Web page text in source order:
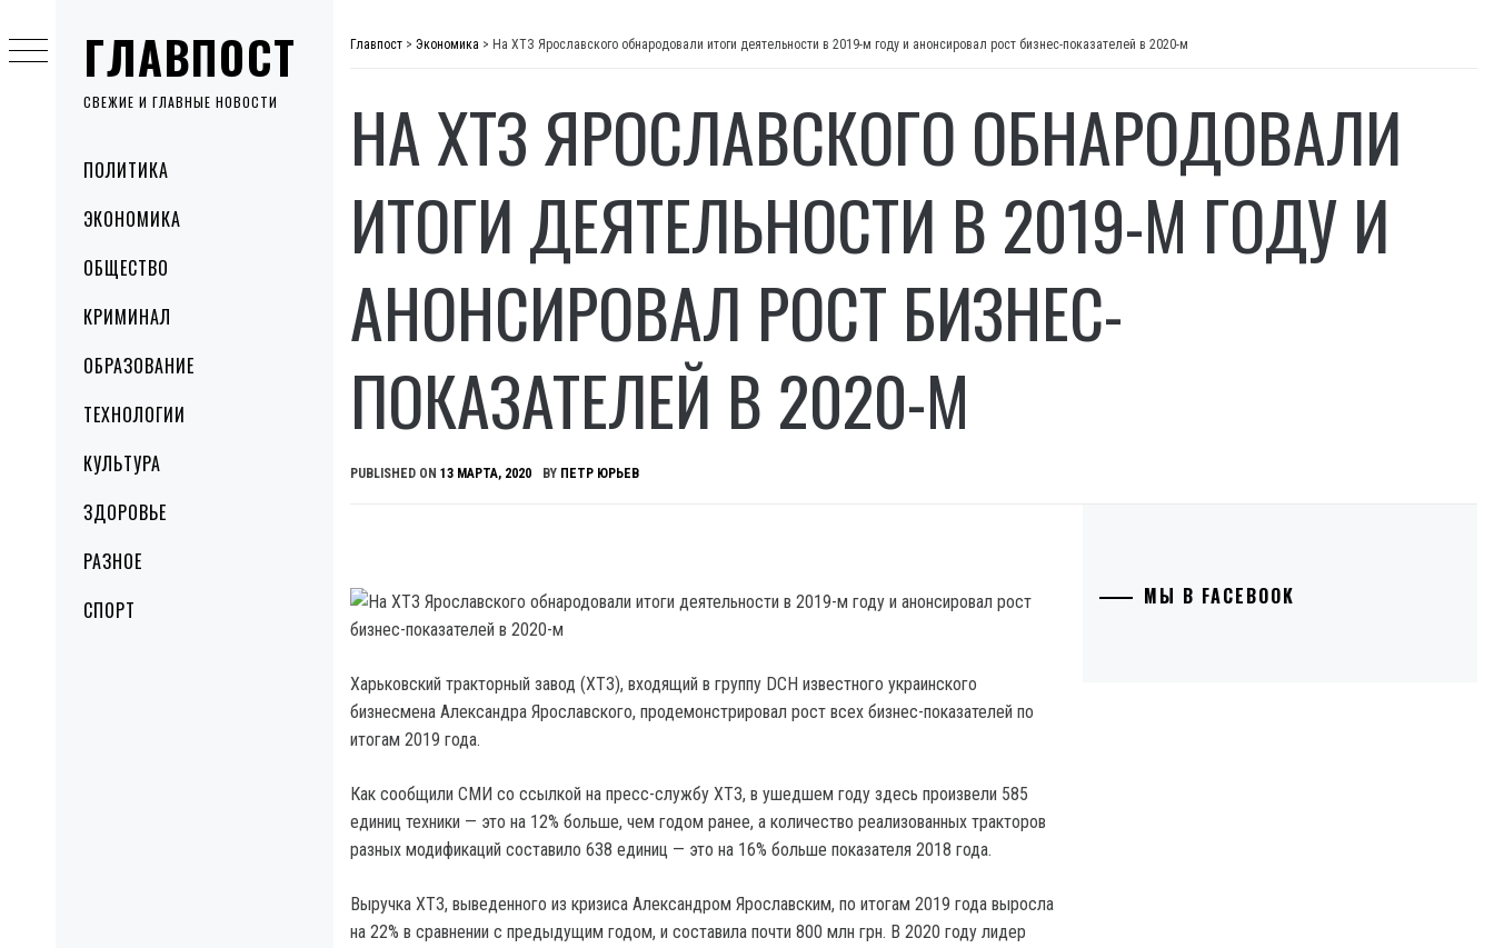
ГЛАВПОСТ
СВЕЖИЕ И ГЛАВНЫЕ НОВОСТИ
MenuПОЛИТИКА
ЭКОНОМИКА
ОБЩЕСТВО
КРИМИНАЛ
ОБРАЗОВАНИЕ
ТЕХНОЛОГИИ
КУЛЬТУРА
ЗДОРОВЬЕ
РАЗНОЕ
СПОРТ
to
content
Главпост > Экономика > На ХТЗ Ярославского обнародовали итоги деятельности в 2019-м году и анонсировал рост бизнес-показателей в 2020-м
НА ХТЗ ЯРОСЛАВСКОГО ОБНАРОДОВАЛИ
ИТОГИ ДЕЯТЕЛЬНОСТИ В 2019-М ГОДУ И
АНОНСИРОВАЛ РОСТ БИЗНЕС-
ПОКАЗАТЕЛЕЙ В 2020-М
PUBLISHED ON 13 МАРТА, 2020 BY ПЕТР ЮРЬЕВ
Харьковский тракторный завод (ХТЗ), входящий в группу DCH известного украинского
бизнесмена Александра Ярославского, продемонстрировал рост всех бизнес-показателей по
итогам 2019 года.
Как сообщили СМИ со ссылкой на пресс-службу ХТЗ, в ушедшем году здесь произвели 585
единиц техники — это на 12% больше, чем годом ранее, а количество реализованных тракторов
разных модификаций составило 638 единиц — это на 16% больше показателя 2018 года.
Выручка ХТЗ, выведенного из кризиса Александром Ярославским, по итогам 2019 года выросла
на 22% в сравнении с предыдущим годом, и составила почти 800 млн грн. В 2020 году лидер
МЫ В FACEBOOK